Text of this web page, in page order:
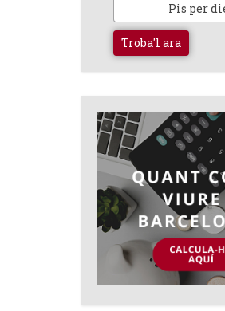
Pis per
Troba'l ara